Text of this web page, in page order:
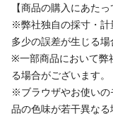
【商品の購入にあたっ
※弊社独自の採寸・計
多少の誤差が生じる場
※一部商品において弊
る場合がございます。
※ブラウザやお使いの
品の色味が若干異なる